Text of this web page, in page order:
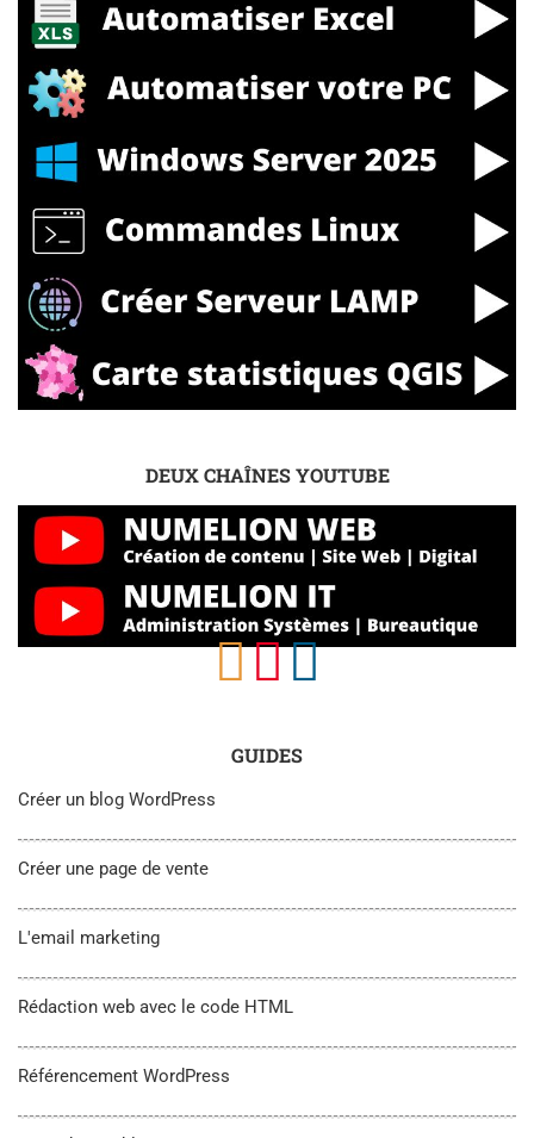
DEUX CHAÎNES YOUTUBE
GUIDES
Créer un blog WordPress
Créer une page de vente
L'email marketing
Rédaction web avec le code HTML
Référencement WordPress